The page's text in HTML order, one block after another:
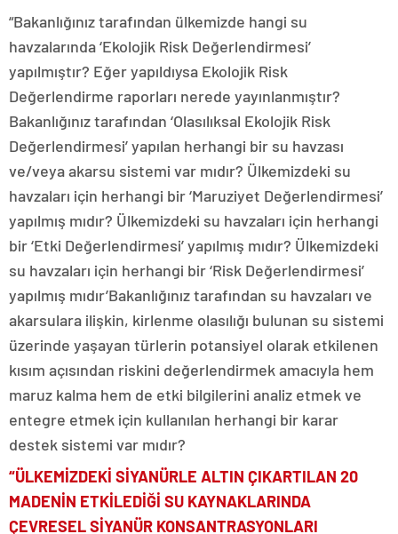
“Bakanlığınız tarafından ülkemizde hangi su
havzalarında ‘Ekolojik Risk Değerlendirmesi’
yapılmıştır? Eğer yapıldıysa Ekolojik Risk
Değerlendirme raporları nerede yayınlanmıştır?
Bakanlığınız tarafından ‘Olasılıksal Ekolojik Risk
Değerlendirmesi’ yapılan herhangi bir su havzası
ve/veya akarsu sistemi var mıdır? Ülkemizdeki su
havzaları için herhangi bir ‘Maruziyet Değerlendirmesi’
yapılmış mıdır? Ülkemizdeki su havzaları için herhangi
bir ‘Etki Değerlendirmesi’ yapılmış mıdır? Ülkemizdeki
su havzaları için herhangi bir ‘Risk Değerlendirmesi’
yapılmış mıdır’Bakanlığınız tarafından su havzaları ve
akarsulara ilişkin, kirlenme olasılığı bulunan su sistemi
üzerinde yaşayan türlerin potansiyel olarak etkilenen
kısım açısından riskini değerlendirmek amacıyla hem
maruz kalma hem de etki bilgilerini analiz etmek ve
entegre etmek için kullanılan herhangi bir karar
destek sistemi var mıdır?
“ÜLKEMİZDEKİ SİYANÜRLE ALTIN ÇIKARTILAN 20
MADENİN ETKİLEDİĞİ SU KAYNAKLARINDA
ÇEVRESEL SİYANÜR KONSANTRASYONLARI